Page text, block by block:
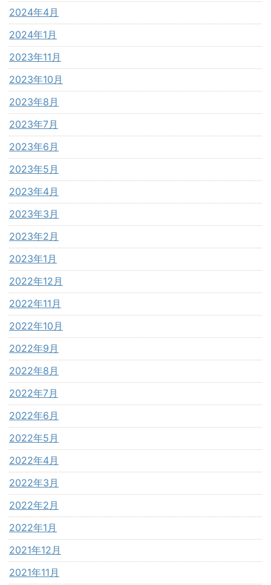
2024年4月
2024年1月
2023年11月
2023年10月
2023年8月
2023年7月
2023年6月
2023年5月
2023年4月
2023年3月
2023年2月
2023年1月
2022年12月
2022年11月
2022年10月
2022年9月
2022年8月
2022年7月
2022年6月
2022年5月
2022年4月
2022年3月
2022年2月
2022年1月
2021年12月
2021年11月